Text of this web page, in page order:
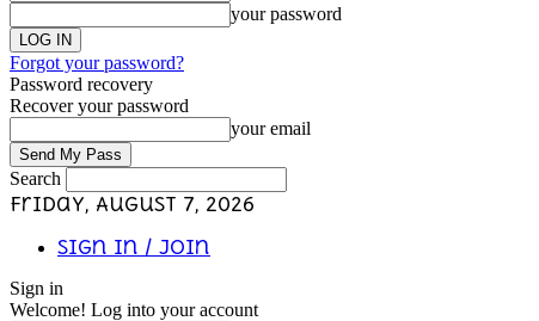
your password
Forgot your password?
Password recovery
Recover your password
your email
Search
Friday, August 7, 2026
Sign in / Join
Sign in
Welcome! Log into your account